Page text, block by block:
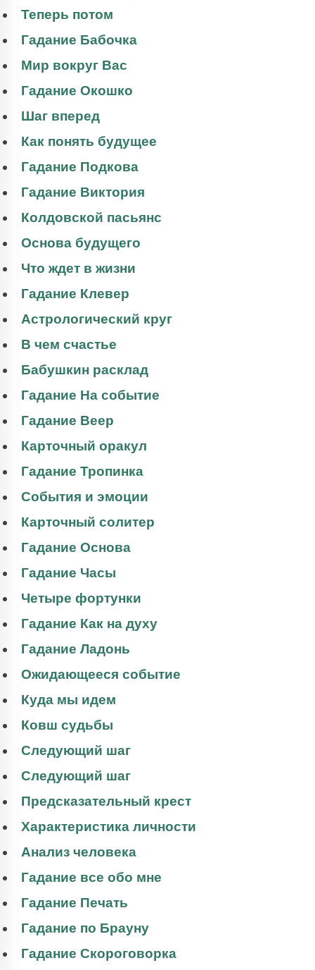
Теперь потом
Гадание Бабочка
Мир вокруг Вас
Гадание Окошко
Шаг вперед
Как понять будущее
Гадание Подкова
Гадание Виктория
Колдовской пасьянс
Основа будущего
Что ждет в жизни
Гадание Клевер
Астрологический круг
В чем счастье
Бабушкин расклад
Гадание На событие
Гадание Веер
Карточный оракул
Гадание Тропинка
События и эмоции
Карточный солитер
Гадание Основа
Гадание Часы
Четыре фортунки
Гадание Как на духу
Гадание Ладонь
Ожидающееся событие
Куда мы идем
Ковш судьбы
Следующий шаг
Следующий шаг
Предсказательный крест
Характеристика личности
Анализ человека
Гадание все обо мне
Гадание Печать
Гадание по Брауну
Гадание Скороговорка